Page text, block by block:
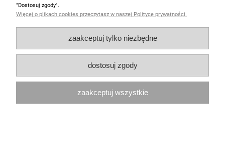
"Dostosuj zgody".
Więcej o plikach cookies przeczytasz w naszej Polityce prywatności.
zaakceptuj tylko niezbędne
dostosuj zgody
zaakceptuj wszystkie